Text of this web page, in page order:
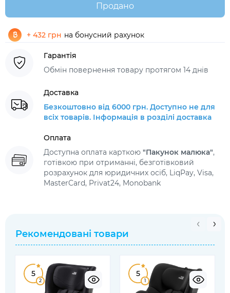
Продано
+ 432 грн на бонусний рахунок
Гарантія
Обмін повернення товару протягом 14 днів
Доставка
Безкоштовно від 6000 грн. Доступно не для
всіх товарів. Інформація в розділі доставка
Оплата
Доступна оплата карткою "Пакунок малюка",
готівкою при отриманні, безготівковий
розрахунок для юридичних осіб, LiqPay, Visa,
MasterCard, Privat24, Monobank
Рекомендовані товари
5
2
5
1